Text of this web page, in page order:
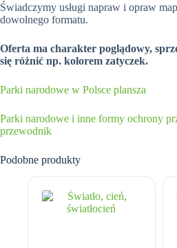
Świadczymy usługi napraw i opraw
dowolnego formatu.
Oferta ma charakter poglądowy,
się różnić np. kolorem zatyczek.
Parki narodowe w Polsce plansza
Parki narodowe i inne formy ochrony
przewodnik
Podobne produkty